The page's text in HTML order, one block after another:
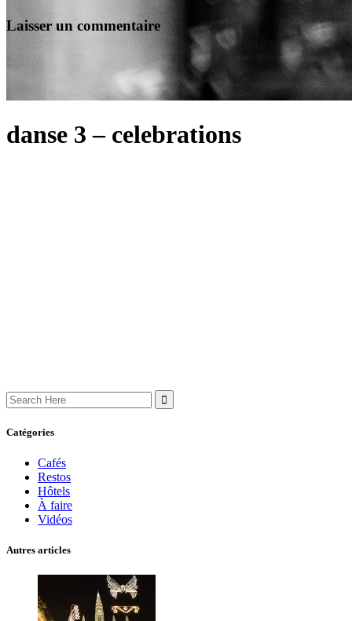
danse 3 – celebrations
Laisser un commentaire
Search
for:
Catégories
Cafés
Restos
Hôtels
À faire
Vidéos
Autres articles